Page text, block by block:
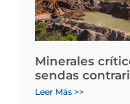
Minerales
sendas
Leer Más >>